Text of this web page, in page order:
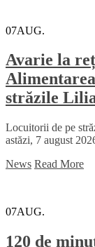
07AUG.
Avarie la
străzile
Locuitorii de pe
astăzi, 7 august
News Read More
07AUG.
120 de